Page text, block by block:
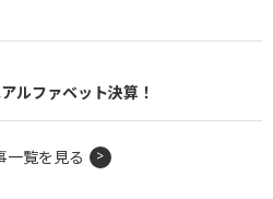
ルファベット決算！
一覧を見る